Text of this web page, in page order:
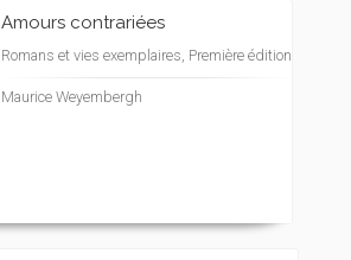
Amours contrariées
Romans et vies exemplaires, Première édition
Maurice Weyembergh